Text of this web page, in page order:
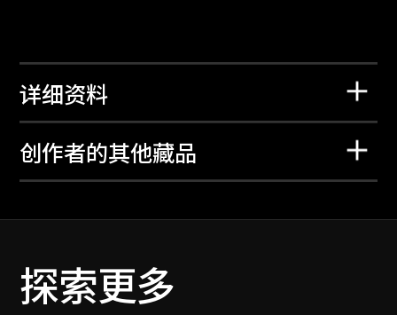
详细资料
创作者的其他藏品
探索更多